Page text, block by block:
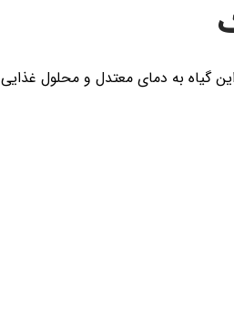
گیاه به دمای معتدل و محلول غذایی